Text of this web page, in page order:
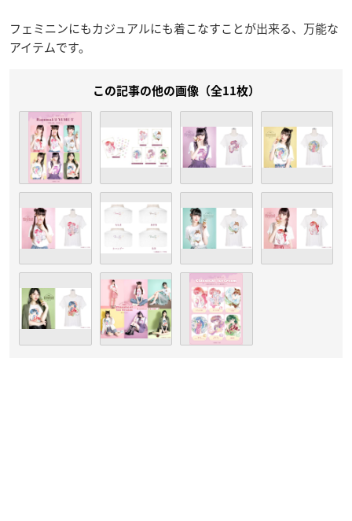
フェミニンにもカジュアルにも着こなすことが出来る、万能な
アイテムです。
この記事の他の画像（全11枚）